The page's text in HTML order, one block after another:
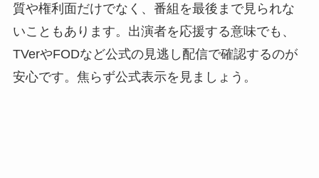
質や権利面だけでなく、番組を最後まで見られな
いこともあります。出演者を応援する意味でも、
TVerやFODなど公式の見逃し配信で確認するのが
安心です。焦らず公式表示を見ましょう。